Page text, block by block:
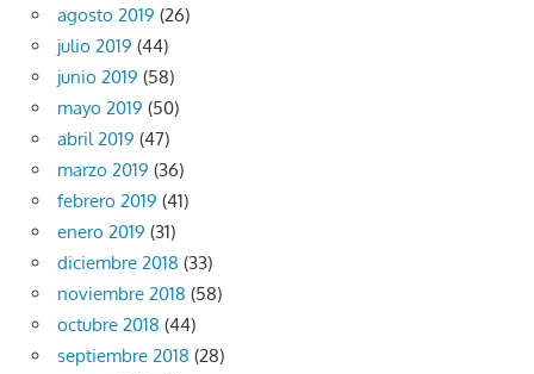
agosto 2019 (26)
julio 2019 (44)
junio 2019 (58)
mayo 2019 (50)
abril 2019 (47)
marzo 2019 (36)
febrero 2019 (41)
enero 2019 (31)
diciembre 2018 (33)
noviembre 2018 (58)
octubre 2018 (44)
septiembre 2018 (28)